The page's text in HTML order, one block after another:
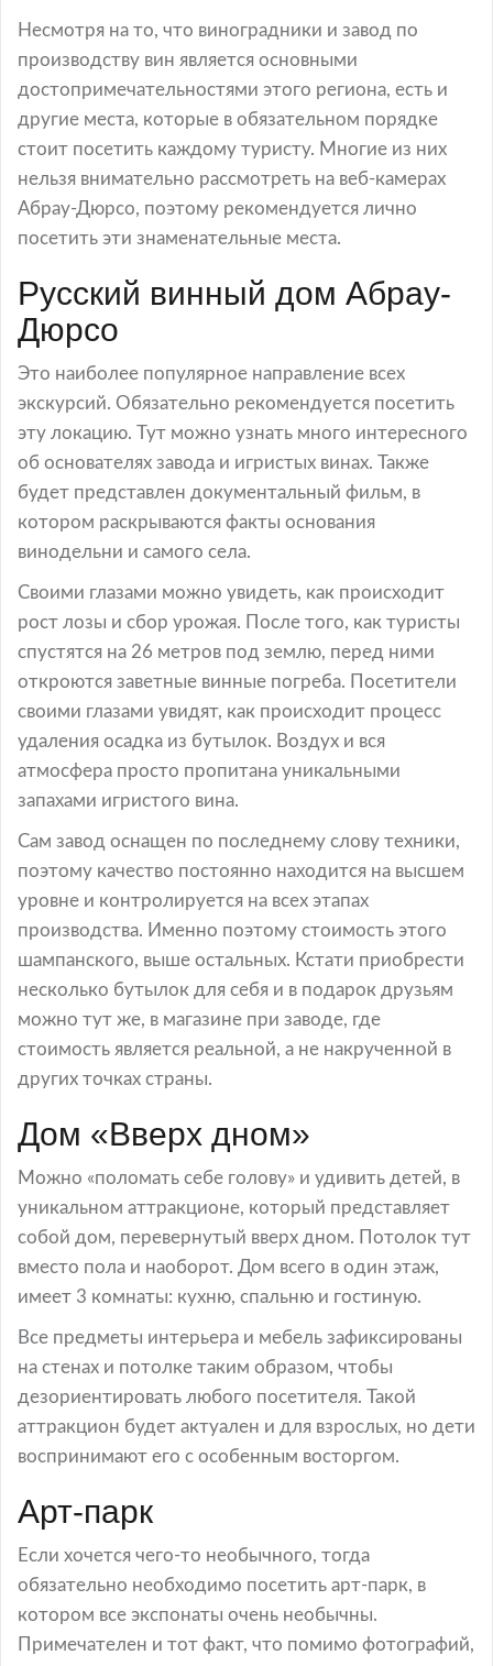
Несмотря на то, что виноградники и завод по
производству вин является основными
достопримечательностями этого региона, есть и
другие места, которые в обязательном порядке
стоит посетить каждому туристу. Многие из них
нельзя внимательно рассмотреть на веб-камерах
Абрау-Дюрсо, поэтому рекомендуется лично
посетить эти знаменательные места.
Русский винный дом Абрау-
Дюрсо
Это наиболее популярное направление всех
экскурсий. Обязательно рекомендуется посетить
эту локацию. Тут можно узнать много интересного
об основателях завода и игристых винах. Также
будет представлен документальный фильм, в
котором раскрываются факты основания
винодельни и самого села.
Своими глазами можно увидеть, как происходит
рост лозы и сбор урожая. После того, как туристы
спустятся на 26 метров под землю, перед ними
откроются заветные винные погреба. Посетители
своими глазами увидят, как происходит процесс
удаления осадка из бутылок. Воздух и вся
атмосфера просто пропитана уникальными
запахами игристого вина.
Сам завод оснащен по последнему слову техники,
поэтому качество постоянно находится на высшем
уровне и контролируется на всех этапах
производства. Именно поэтому стоимость этого
шампанского, выше остальных. Кстати приобрести
несколько бутылок для себя и в подарок друзьям
можно тут же, в магазине при заводе, где
стоимость является реальной, а не накрученной в
других точках страны.
Дом «Вверх дном»
Можно «поломать себе голову» и удивить детей, в
уникальном аттракционе, который представляет
собой дом, перевернутый вверх дном. Потолок тут
вместо пола и наоборот. Дом всего в один этаж,
имеет 3 комнаты: кухню, спальню и гостиную.
Все предметы интерьера и мебель зафиксированы
на стенах и потолке таким образом, чтобы
дезориентировать любого посетителя. Такой
аттракцион будет актуален и для взрослых, но дети
воспринимают его с особенным восторгом.
Арт-парк
Если хочется чего-то необычного, тогда
обязательно необходимо посетить арт-парк, в
котором все экспонаты очень необычны.
Примечателен и тот факт, что помимо фотографий,